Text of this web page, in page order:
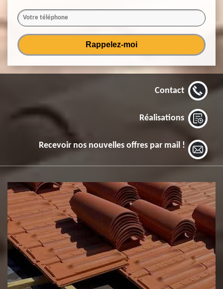
Contact
Réalisations
Recevoir nos nouvelles offres par mail !